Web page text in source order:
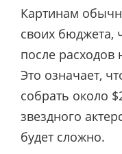
Картинам
своих бюджета,
после расходов
Это означает,
собрать около
звездного
будет сложно.